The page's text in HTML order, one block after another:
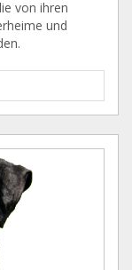
von ihren
und